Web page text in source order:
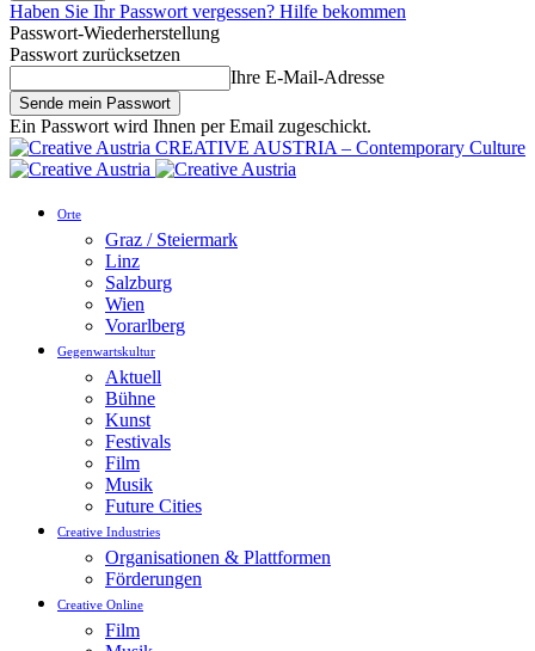
Haben Sie Ihr Passwort vergessen? Hilfe bekommen
Passwort-Wiederherstellung
Passwort zurücksetzen
Ihre E-Mail-Adresse
Ein Passwort wird Ihnen per Email zugeschickt.
CREATIVE AUSTRIA – Contemporary Culture
Orte
Graz / Steiermark
Linz
Salzburg
Wien
Vorarlberg
Gegenwartskultur
Aktuell
Bühne
Kunst
Festivals
Film
Musik
Future Cities
Creative Industries
Organisationen & Plattformen
Förderungen
Creative Online
Film